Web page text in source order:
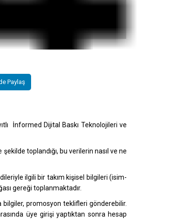
Paylaş
İnformed Dijital Baskı Teknolojileri ve
toplandığı, bu verilerin nasıl ve ne
ilgili bir takım kişisel bilgileri (isim-
gereği toplanmaktadır.
promosyon teklifleri gönderebilir.
üye girişi yaptıktan sonra hesap